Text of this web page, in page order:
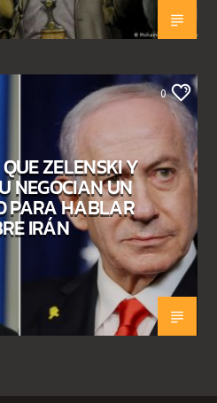
0
ZELENSKI Y
NEGOCIAN UN
PARA HABLAR
IRÁN